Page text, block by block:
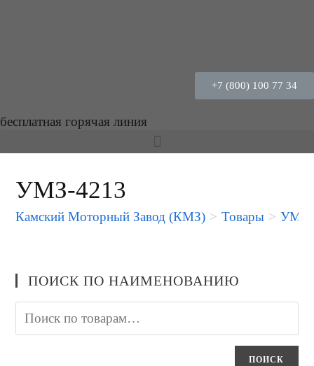
+7 (800) 100 77 34
бесплатная горячая линия
УМЗ-4213
Камский Моторный Завод (КМЗ) > Товары > УМЗ-
ПОИСК ПО НАИМЕНОВАНИЮ
ПОИСК